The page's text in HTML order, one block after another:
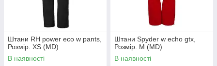
Штани RH power eco w pants,
Розмір: XS (MD)
В наявності
Штани Spyder w echo gtx,
Розмір: M (MD)
В наявності